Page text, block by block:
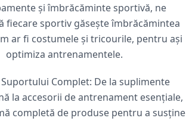
și îmbrăcăminte sportivă, ne
fiecare sportiv găsește îmbrăcămintea
ar fi costumele și tricourile, pentru ași
optimiza antrenamentele.
Complet: De la suplimente
la accesorii de antrenament esențiale,
completă de produse pentru a susține